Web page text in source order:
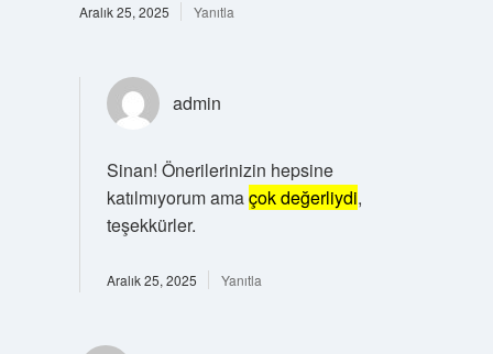
Aralık 25, 2025 Yanıtla
admin
Sinan! Önerilerinizin hepsine
katılmıyorum amaçok değerliydi,
teşekkürler.
Aralık 25, 2025 Yanıtla